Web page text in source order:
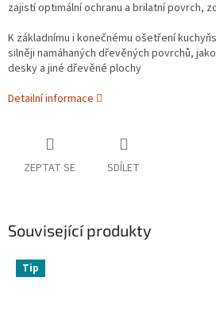
zajistí optimální ochranu a brilatní povrch,
K základnímu i konečnému ošetření
silněji namáhaných dřevěných povrchů,
desky a jiné dřevěné plochy
Detailní informace
ZEPTAT SE SDÍLET
Související produkty
Tip